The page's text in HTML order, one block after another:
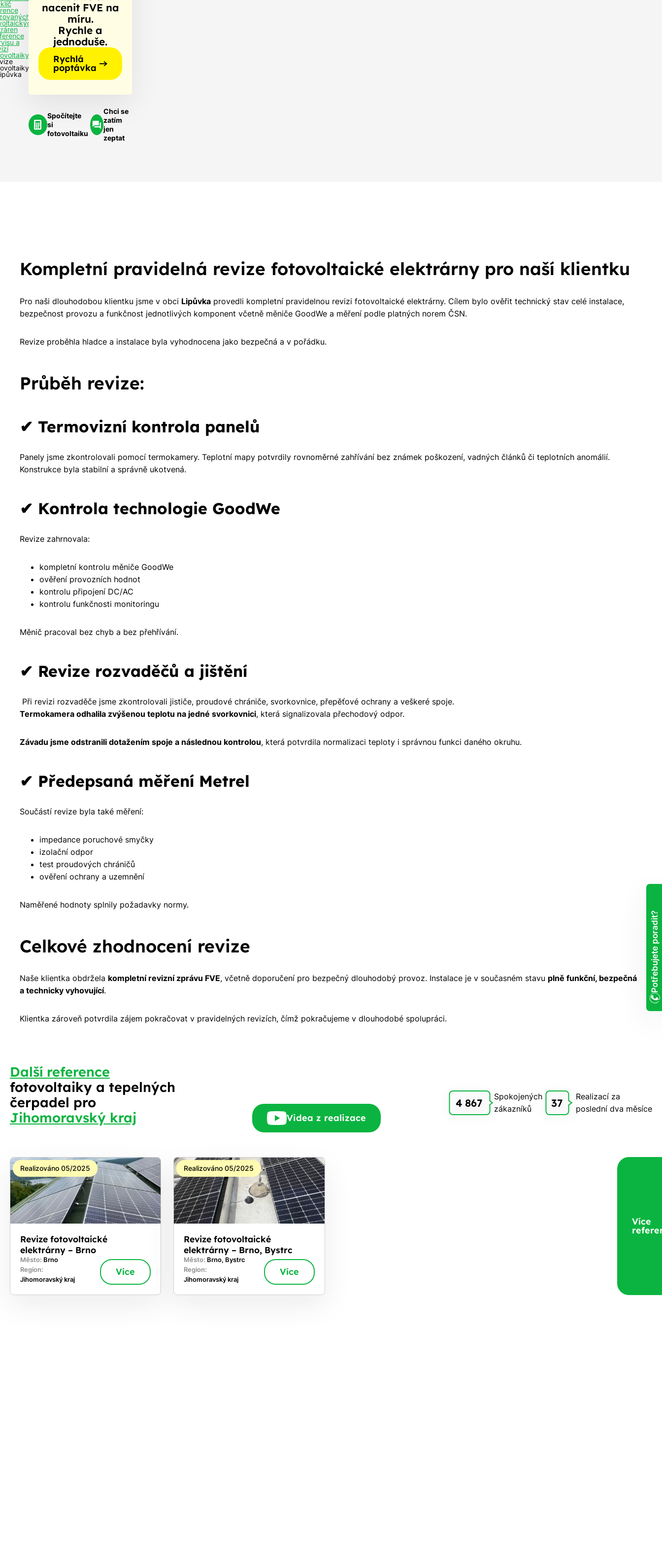
a
nacenit FVE na
míru.
Rychle a
jednoduše.
Rychlá
poptávka
Spočítejte
si
fotovoltaiku
Chci se
zatím
jen
zeptat
Kompletní pravidelná revize fotovoltaické elektrárny pro naší klientku
Pro naši dlouhodobou klientku jsme v obci Lipůvka provedli kompletní pravidelnou revizi fotovoltaické elektrárny. Cílem bylo ověřit technický stav celé instalace,
bezpečnost provozu a funkčnost jednotlivých komponent včetně měniče GoodWe a měření podle platných norem ČSN.
Revize proběhla hladce a instalace byla vyhodnocena jako bezpečná a v pořádku.
Průběh revize:
✔ Termovizní kontrola panelů
Panely jsme zkontrolovali pomocí termokamery. Teplotní mapy potvrdily rovnoměrné zahřívání bez známek poškození, vadných článků či teplotních anomálií.
Konstrukce byla stabilní a správně ukotvená.
✔ Kontrola technologie GoodWe
Revize zahrnovala:
kompletní kontrolu měniče GoodWe
ověření provozních hodnot
kontrolu připojení DC/AC
kontrolu funkčnosti monitoringu
Měnič pracoval bez chyb a bez přehřívání.
✔ Revize rozvaděčů a jištění
Při revizi rozvaděče jsme zkontrolovali jističe, proudové chrániče, svorkovnice, přepěťové ochrany a veškeré spoje.
Termokamera odhalila zvýšenou teplotu na jedné svorkovnici, která signalizovala přechodový odpor.
Závadu jsme odstranili dotažením spoje a následnou kontrolou, která potvrdila normalizaci teploty i správnou funkci daného okruhu.
✔ Předepsaná měření Metrel
Součástí revize byla také měření:
impedance poruchové smyčky
izolační odpor
test proudových chráničů
ověření ochrany a uzemnění
Naměřené hodnoty splnily požadavky normy.
Celkové zhodnocení revize
Naše klientka obdržela kompletní revizní zprávu FVE, včetně doporučení pro bezpečný dlouhodobý provoz. Instalace je v současném stavu plně funkční, bezpečná
a technicky vyhovující.
Klientka zároveň potvrdila zájem pokračovat v pravidelných revizích, čímž pokračujeme v dlouhodobé spolupráci.
Další reference
fotovoltaiky a tepelných
čerpadel pro
Jihomoravský kraj
Videa z realizace
4 867
Spokojených
zákazníků
37
Realizací za
poslední dva měsíce
Realizováno 05/2025
Revize fotovoltaické
elektrárny – Brno
Město: Brno
Region:
Jihomoravský kraj
Více
Realizováno 05/2025
Revize fotovoltaické
elektrárny – Brno, Bystrc
Město: Brno, Bystrc
Region:
Jihomoravský kraj
Více
Více
Potřebujete poradit?